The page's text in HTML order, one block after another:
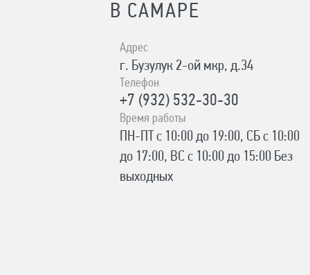
В САМАРЕ
Адрес
г. Бузулук 2-ой мкр, д.34
Телефон
+7 (932) 532-30-30
Время работы
ПН-ПТ с 10:00 до 19:00, СБ с 10:00
до 17:00, ВС с 10:00 до 15:00 Без
выходных